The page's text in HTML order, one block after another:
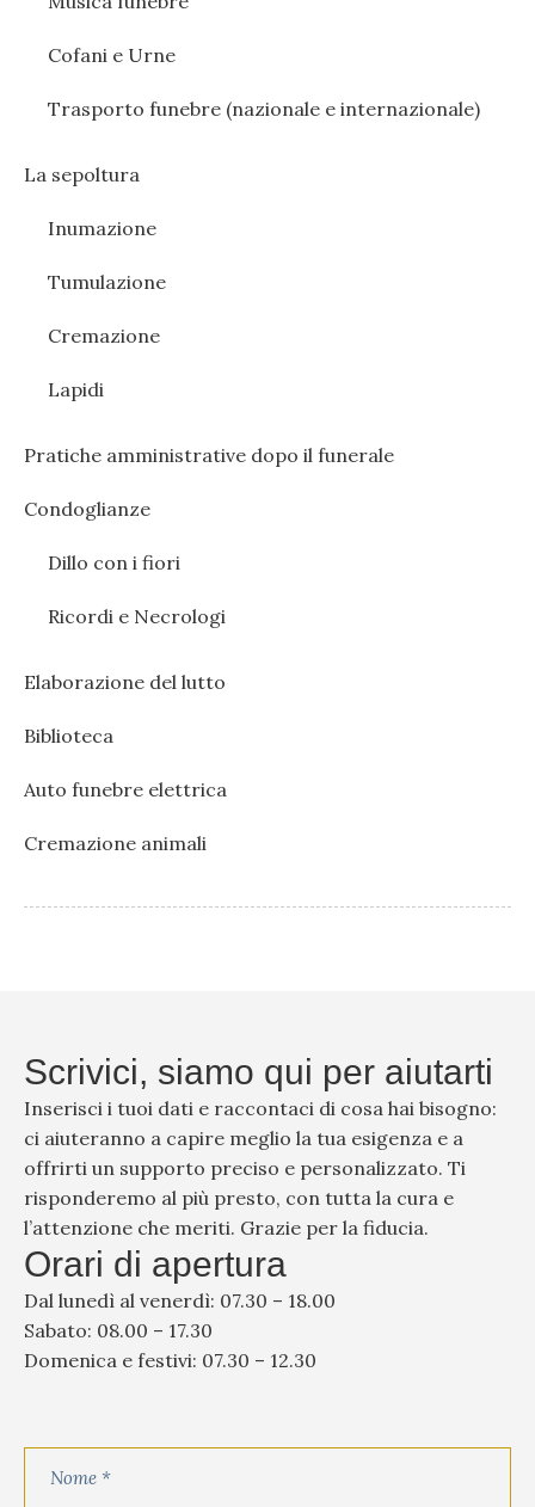
Cofani e Urne
Trasporto funebre (nazionale e internazionale)
La sepoltura
Inumazione
Tumulazione
Cremazione
Lapidi
Pratiche amministrative dopo il funerale
Condoglianze
Dillo con i fiori
Ricordi e Necrologi
Elaborazione del lutto
Biblioteca
Auto funebre elettrica
Cremazione animali
Scrivici, siamo qui per aiutarti
Inserisci i tuoi dati e raccontaci di cosa hai bisogno:
ci aiuteranno a capire meglio la tua esigenza e a
offrirti un supporto preciso e personalizzato. Ti
risponderemo al più presto, con tutta la cura e
l’attenzione che meriti. Grazie per la fiducia.
Orari di apertura
Dal lunedì al venerdì: 07.30 – 18.00
Sabato: 08.00 – 17.30
Domenica e festivi: 07.30 – 12.30